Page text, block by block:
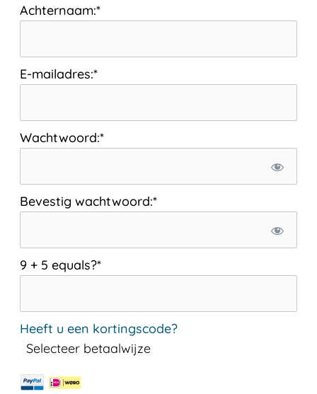
Achternaam:*
E-mailadres:*
Wachtwoord:*
Bevestig wachtwoord:*
9 + 5 equals?*
Heeft u een kortingscode?
Selecteer betaalwijze